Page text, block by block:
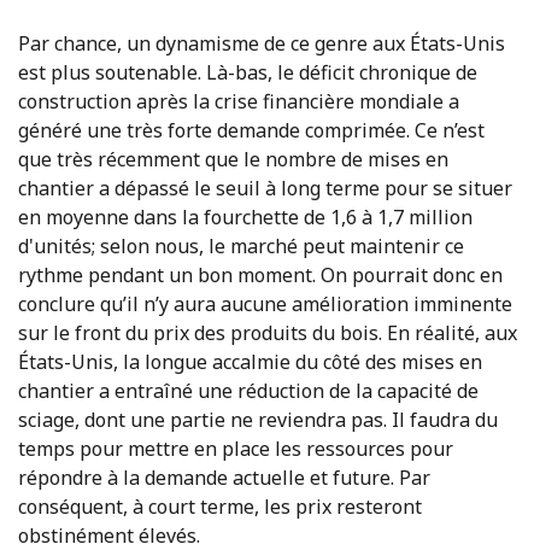
Par chance, un dynamisme de ce genre aux États-Unis
est plus soutenable. Là-bas, le déficit chronique de
construction après la crise financière mondiale a
généré une très forte demande comprimée. Ce n’est
que très récemment que le nombre de mises en
chantier a dépassé le seuil à long terme pour se situer
en moyenne dans la fourchette de 1,6 à 1,7 million
d'unités; selon nous, le marché peut maintenir ce
rythme pendant un bon moment. On pourrait donc en
conclure qu’il n’y aura aucune amélioration imminente
sur le front du prix des produits du bois. En réalité, aux
États-Unis, la longue accalmie du côté des mises en
chantier a entraîné une réduction de la capacité de
sciage, dont une partie ne reviendra pas. Il faudra du
temps pour mettre en place les ressources pour
répondre à la demande actuelle et future. Par
conséquent, à court terme, les prix resteront
obstinément élevés.